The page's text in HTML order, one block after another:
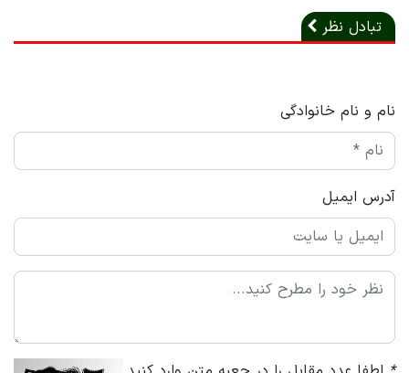
تبادل نظر
نام و نام خانوادگی
آدرس ایمیل